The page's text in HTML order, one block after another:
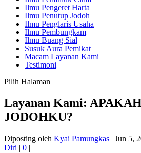
Ilmu Pengeret Harta
Ilmu Penutup Jodoh
Ilmu Penglaris Usaha
Ilmu Pembungkam
Ilmu Buang Sial
Susuk Aura Pemikat
Macam Layanan Kami
Testimoni
Pilih Halaman
Layanan Kami:
JODOHKU?
Diposting oleh Kyai Pamungkas | Jun 5,
Diri | 0 |